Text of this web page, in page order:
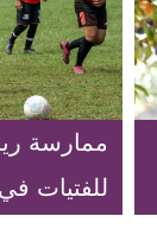
ممارسة
للفتيات